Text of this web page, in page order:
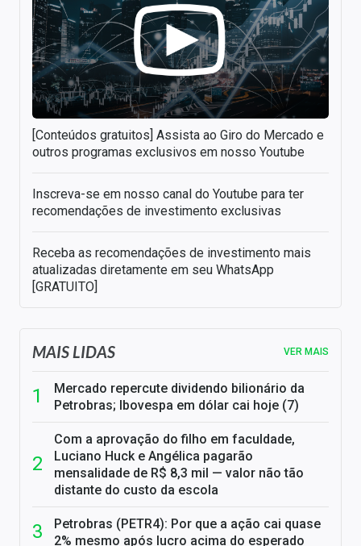
[Conteúdos gratuitos] Assista ao Giro do Mercado e
outros programas exclusivos em nosso Youtube
Inscreva-se em nosso canal do Youtube para ter
recomendações de investimento exclusivas
Receba as recomendações de investimento mais
atualizadas diretamente em seu WhatsApp
[GRATUITO]
MAIS LIDAS VER MAIS
Mercado repercute dividendo bilionário da
Petrobras; Ibovespa em dólar cai hoje (7)
Com a aprovação do filho em faculdade,
Luciano Huck e Angélica pagarão
mensalidade de R$ 8,3 mil — valor não tão
distante do custo da escola
Petrobras (PETR4): Por que a ação cai quase
2% mesmo após lucro acima do esperado